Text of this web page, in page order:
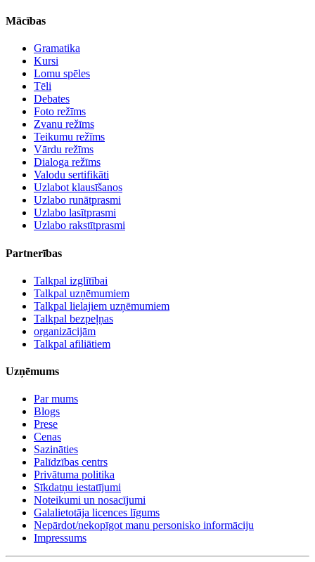
Mācības
Gramatika
Kursi
Lomu spēles
Tēli
Debates
Foto režīms
Zvanu režīms
Teikumu režīms
Vārdu režīms
Dialoga režīms
Valodu sertifikāti
Uzlabot klausīšanos
Uzlabo runātprasmi
Uzlabo lasītprasmi
Uzlabo rakstītprasmi
Partnerības
Talkpal izglītībai
Talkpal uzņēmumiem
Talkpal lielajiem uzņēmumiem
Talkpal bezpeļņas
organizācijām
Talkpal afiliātiem
Uzņēmums
Par mums
Blogs
Prese
Cenas
Sazināties
Palīdzības centrs
Privātuma politika
Sīkdatņu iestatījumi
Noteikumi un nosacījumi
Galalietotāja licences līgums
Nepārdot/nekopīgot manu personisko informāciju
Impressums